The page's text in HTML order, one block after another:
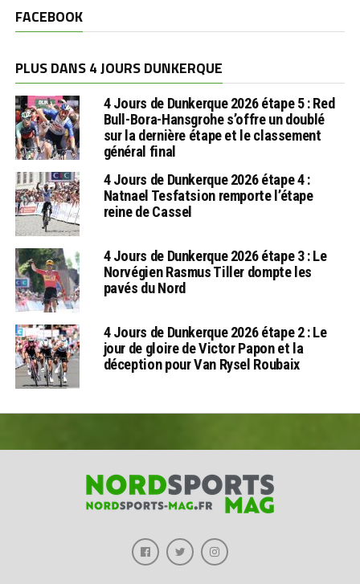
FACEBOOK
PLUS DANS 4 JOURS DUNKERQUE
4 Jours de Dunkerque 2026 étape 5 : Red
Bull-Bora-Hansgrohe s’offre un doublé
sur la dernière étape et le classement
général final
4 Jours de Dunkerque 2026 étape 4 :
Natnael Tesfatsion remporte l’étape
reine de Cassel
4 Jours de Dunkerque 2026 étape 3 : Le
Norvégien Rasmus Tiller dompte les
pavés du Nord
4 Jours de Dunkerque 2026 étape 2 : Le
jour de gloire de Victor Papon et la
déception pour Van Rysel Roubaix